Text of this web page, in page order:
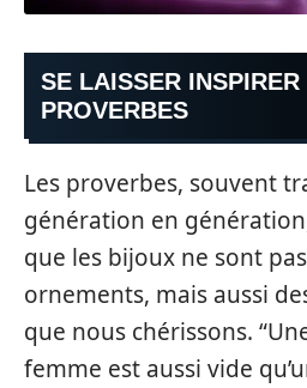
SE LAISSER INSPIRER
PROVERBES
Les proverbes, souvent
génération en
que les bijoux ne sont
ornements, mais aussi
que nous chérissons.
femme est aussi vide